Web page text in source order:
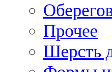
Прочее
Шерсть